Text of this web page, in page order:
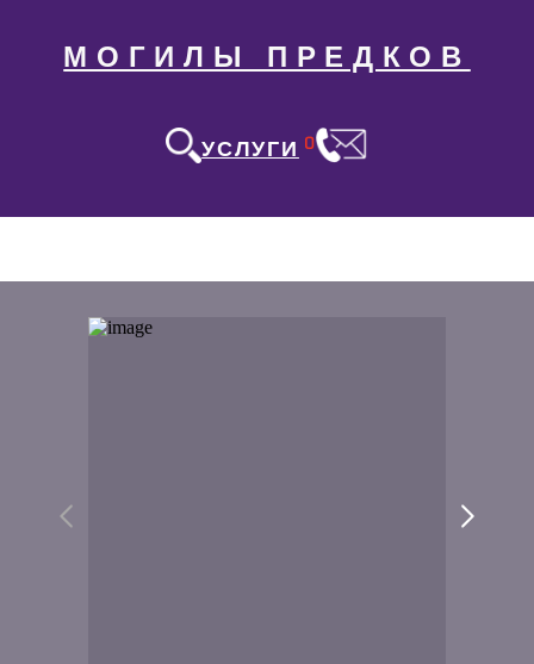
МОГИЛЫ ПРЕДКОВ
УСЛУГИ 0